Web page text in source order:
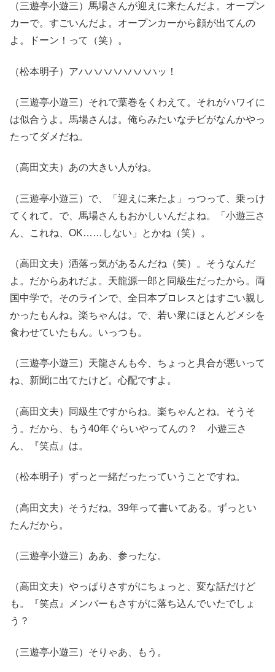
（三遊亭小遊三）馬場さんが迎えに来たんだよ。オープン
カーで。すごいんだよ。オープンカーから顔が出てんの
よ。ドーン！って（笑）。
（松本明子）アハハハハハハハハッ！
（三遊亭小遊三）それで葉巻をくわえて。それがハワイに
は似合うよ。馬場さんは。俺らみたいなチビがなんかやっ
たってダメだね。
（高田文夫）あの大きい人がね。
（三遊亭小遊三）で、「迎えに来たよ」っつって、乗っけ
てくれて。で、馬場さんもおかしいんだよね。「小遊三さ
ん、これね、OK……しない」とかね（笑）。
（高田文夫）洒落っ気があるんだね（笑）。そうなんだ
よ。だからあれだよ。天龍源一郎と同級生だったから。両
国中学で。そのラインで、全日本プロレスとはすごい親し
かったもんね。楽ちゃんは。で、若い衆にほとんどメシを
食わせていたもん。いっつも。
（三遊亭小遊三）天龍さんも今、ちょっと具合が悪いって
ね、新聞に出てたけど。心配ですよ。
（高田文夫）同級生ですからね。楽ちゃんとね。そうそ
う。だから、もう40年ぐらいやってんの？ 小遊三さ
ん、『笑点』は。
（松本明子）ずっと一緒だったっていうことですね。
（高田文夫）そうだね。39年って書いてある。ずっとい
たんだから。
（三遊亭小遊三）ああ、参ったな。
（高田文夫）やっぱりさすがにちょっと、変な話だけど
も。『笑点』メンバーもさすがに落ち込んでいたでしょ
う？
（三遊亭小遊三）そりゃあ、もう。